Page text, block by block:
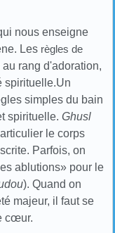
nous enseigne
Les règles de
rang d'adoration,
spirituelle.Un
simples du bain
spirituelle. Ghusl
le corps
Parfois, on
ablutions» pour le
). Quand on
majeur, il faut se
cœur.